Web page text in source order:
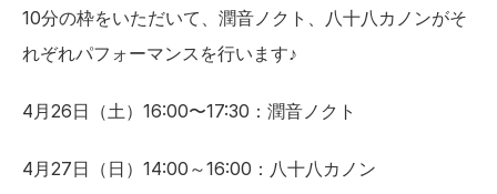
10分の枠をいただいて、潤音ノクト、八十八カノンがそ
れぞれパフォーマンスを行います♪
4月26日（土）16:00〜17:30：潤音ノクト
4月27日（日）14:00～16:00：八十八カノン